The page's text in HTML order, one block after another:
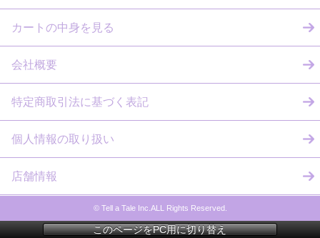
カートの中身を見る
会社概要
特定商取引法に基づく表記
個人情報の取り扱い
店舗情報
© Tell a Tale Inc.ALL Rights Reserved.
このページをPC用に切り替え